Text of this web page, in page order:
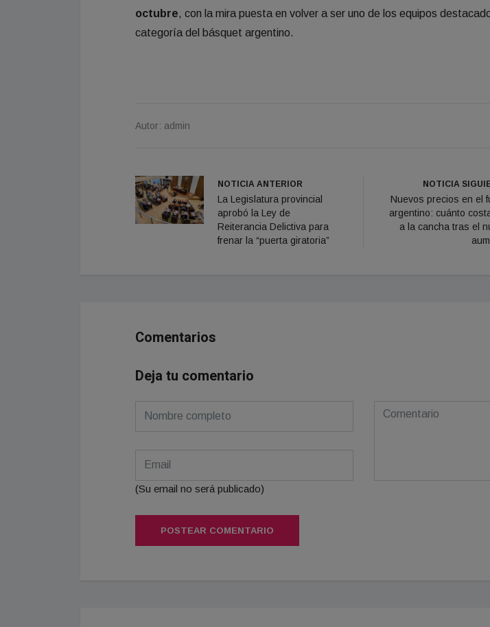
octubre, con la mira puesta en volver a ser uno de los equipos
categoría del básquet argentino.
Autor: admin
NOTICIA ANTERIOR
La Legislatura provincial
aprobó la Ley de
Reiterancia Delictiva para
frenar la “puerta giratoria”
NOTICIA
Nuevos precios en el
argentino: cuánto
a la cancha tras el
Comentarios
Deja tu comentario
(Su email no será publicado)
POSTEAR COMENTARIO